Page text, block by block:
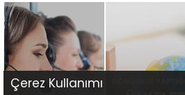
Çerez Kullanımı